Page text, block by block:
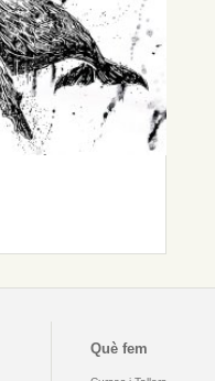
Què fem